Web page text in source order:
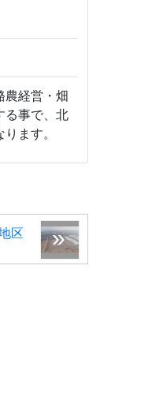
経営・畑
る事で、北
ます。
区